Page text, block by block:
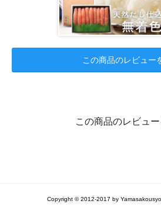
この商品のレビュー
この商品のレビュ
Copyright © 2012-2017 by